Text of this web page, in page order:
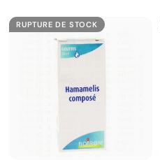
RUPTURE DE STOCK